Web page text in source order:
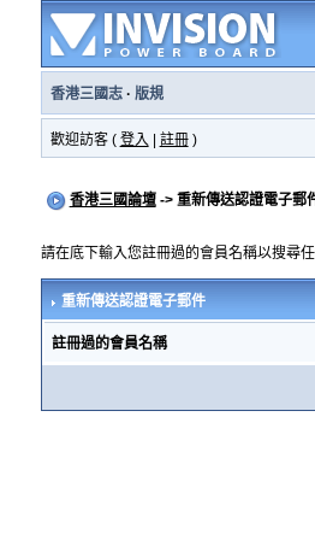
香港三國志· 版規
歡迎訪客 ( 登入 註冊)
香港三國論壇-> 重新傳送認證電子郵
請在底下輸入您註冊過的會員名稱以搜尋
重新傳送認證電子郵件
註冊過的會員名稱